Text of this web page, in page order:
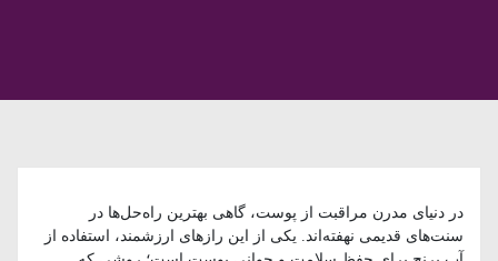
در دنیای مدرن مراقبت از پوست، گاهی بهترین راه‌حل‌ها در
سنت‌های قدیمی نهفته‌اند. یکی از این رازهای ارزشمند، استفاده از